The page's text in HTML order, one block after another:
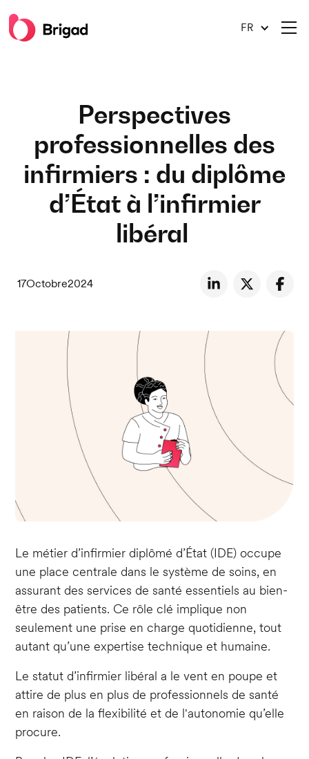
FR
Perspectives
professionnelles des
infirmiers : du diplôme
d’État à l’infirmier
libéral
17Octobre2024
Le métier d’infirmier diplômé d’État (IDE) occupe
une place centrale dans le système de soins, en
assurant des services de santé essentiels au bien-
être des patients. Ce rôle clé implique non
seulement une prise en charge quotidienne, tout
autant qu’une expertise technique et humaine.
Le statut d’infirmier libéral a le vent en poupe et
attire de plus en plus de professionnels de santé
en raison de la flexibilité et de l'autonomie qu’elle
procure.